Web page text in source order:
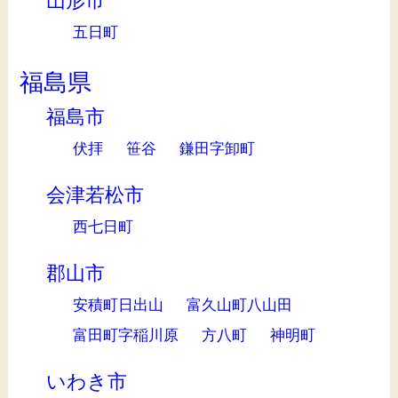
五日町
福島県
福島市
伏拝 笹谷 鎌田字卸町
会津若松市
西七日町
郡山市
安積町日出山
富久山町八山田
富田町字稲川原
方八町 神明町
いわき市